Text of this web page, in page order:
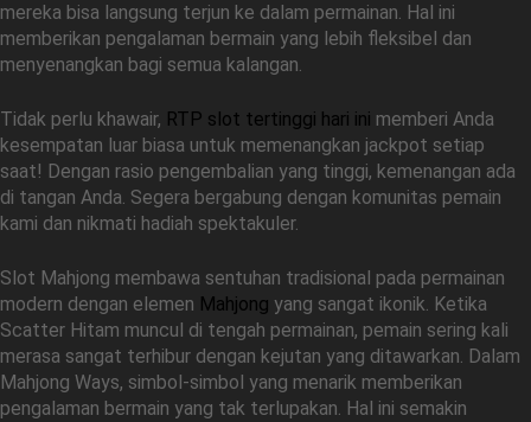
mereka bisa langsung terjun ke dalam permainan. Hal ini
memberikan pengalaman bermain yang lebih fleksibel dan
menyenangkan bagi semua kalangan.
Tidak perlu khawair, RTP slot tertinggi hari ini memberi Anda
kesempatan luar biasa untuk memenangkan jackpot setiap
saat! Dengan rasio pengembalian yang tinggi, kemenangan ada
di tangan Anda. Segera bergabung dengan komunitas pemain
kami dan nikmati hadiah spektakuler.
Slot Mahjong membawa sentuhan tradisional pada permainan
modern dengan elemen Mahjong yang sangat ikonik. Ketika
Scatter Hitam muncul di tengah permainan, pemain sering kali
merasa sangat terhibur dengan kejutan yang ditawarkan. Dalam
Mahjong Ways, simbol-simbol yang menarik memberikan
pengalaman bermain yang tak terlupakan. Hal ini semakin